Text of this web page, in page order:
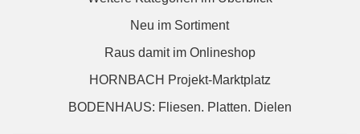
Neu im Sortiment
Raus damit im Onlineshop
HORNBACH Projekt-Marktplatz
BODENHAUS: Fliesen. Platten. Dielen